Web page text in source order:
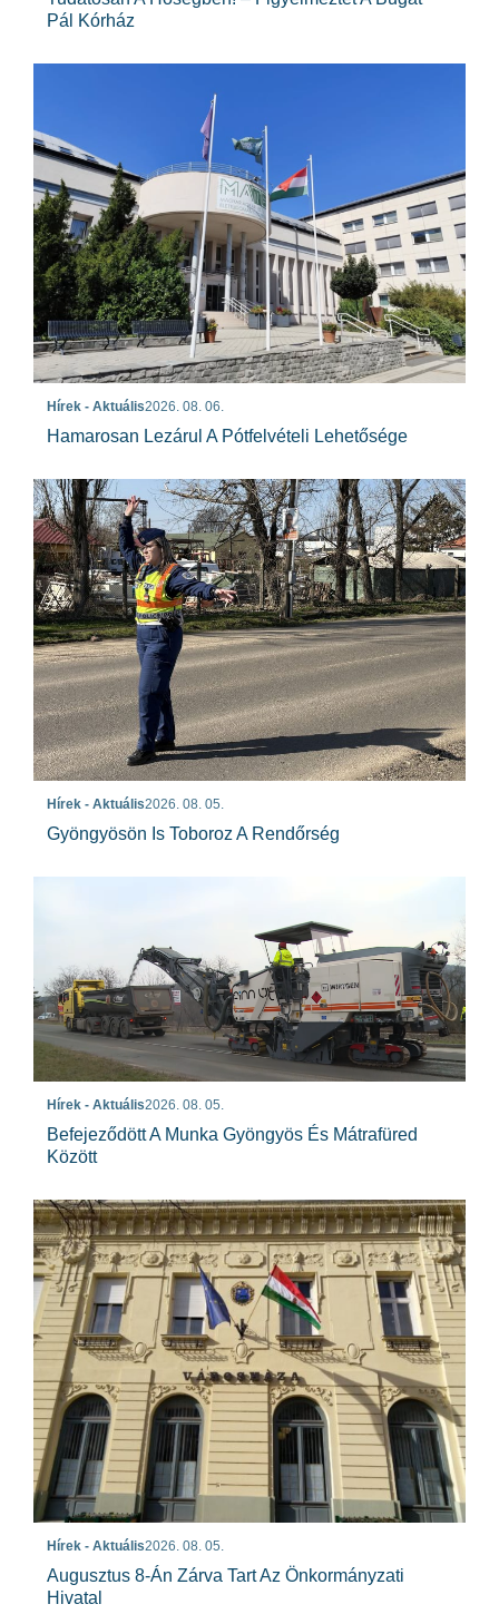
Pál Kórház
Hírek - Aktuális2026. 08. 06.
Hamarosan Lezárul A Pótfelvételi Lehetősége
Hírek - Aktuális2026. 08. 05.
Gyöngyösön Is Toboroz A Rendőrség
Hírek - Aktuális2026. 08. 05.
Befejeződött A Munka Gyöngyös És Mátrafüred
Között
Hírek - Aktuális2026. 08. 05.
Augusztus 8-Án Zárva Tart Az Önkormányzati
Hivatal